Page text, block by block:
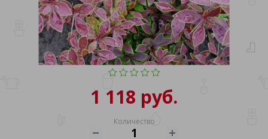
1 118 руб.
Количество